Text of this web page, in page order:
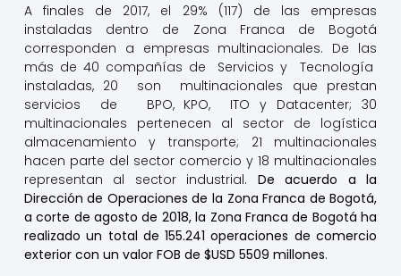
A finales de 2017, el 29% (117) de las empresas
instaladas dentro de Zona Franca de Bogotá
corresponden a empresas multinacionales. De las
más de 40 compañías de Servicios y Tecnología
instaladas, 20 son multinacionales que prestan
servicios de BPO, KPO, ITO y Datacenter; 30
multinacionales pertenecen al sector de logística
almacenamiento y transporte; 21 multinacionales
hacen parte del sector comercio y 18 multinacionales
representan al sector industrial. De acuerdo a la
Dirección de Operaciones de la Zona Franca de Bogotá,
a corte de agosto de 2018, la Zona Franca de Bogotá ha
realizado un total de 155.241 operaciones de comercio
exterior con un valor FOB de $USD 5509 millones.